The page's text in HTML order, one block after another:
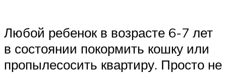
Любой ребенок в возрасте 6-7 лет
в состоянии покормить кошку или
пропылесосить квартиру. Просто не